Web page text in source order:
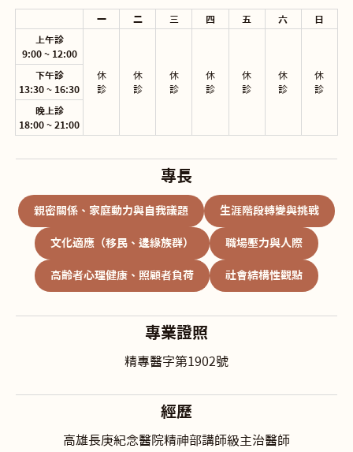
一 二 三 四 五 六 日
上午診
9:00 ~ 12:00
下午診
13:30 ~ 16:30
晚上診
18:00 ~ 21:00
休
診
休
診
休
診
休
診
休
診
休
診
休
診
專長
親密關係、家庭動力與自我議題 生涯階段轉變與挑戰
文化適應（移民、邊緣族群） 職場壓力與人際
高齡者心理健康、照顧者負荷 社會結構性觀點
專業證照
精專醫字第1902號
經歷
高雄長庚紀念醫院精神部講師級主治醫師